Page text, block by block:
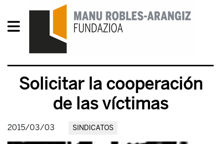
Solicitar la cooperación
de las víctimas
2015/03/03 SINDICATOS